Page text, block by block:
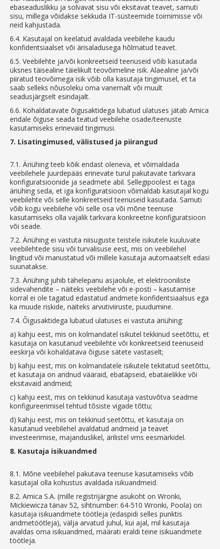
ebaseaduslikku ja solvavat sisu või eksitavat teavet, samuti
sisu, millega võidakse sekkuda IT-süsteemide toimimisse või
neid kahjustada.
6.4. Kasutajal on keelatud avaldada veebilehe kaudu
konfidentsiaalset või ärisaladusega hõlmatud teavet.
6.5. Veebilehte ja/või konkreetseid teenuseid võib kasutada
üksnes täisealine täielikult teovõimeline isik. Alaealine ja/või
piiratud teovõimega isik võib olla kasutaja tingimusel, et ta
saab selleks nõusoleku oma vanemalt või muult
seadusjärgselt esindajalt.
6.6. Kohaldatavate õigusaktidega lubatud ulatuses jätab Amica
endale õiguse seada teatud veebilehe osade/teenuste
kasutamiseks erinevaid tingimusi.
7. Lisatingimused, välistused ja piirangud
7.1. Äriühing teeb kõik endast oleneva, et võimaldada
veebilehele juurdepääs erinevate turul pakutavate tarkvara
konfiguratsioonide ja seadmete abil. Sellegipoolest ei taga
äriühing seda, et iga konfiguratsioon võimaldab kasutajal kogu
veebilehte või selle konkreetseid teenuseid kasutada. Samuti
võib kogu veebilehe või selle osa või mõne teenuse
kasutamiseks olla vajalik tarkvara konkreetne konfiguratsioon
või seade.
7.2. Äriühing ei vastuta niisuguste teistele isikutele kuuluvate
veebilehtede sisu või turvalisuse eest, mis on veebilehel
lingitud või manustatud või millele kasutaja automaatselt edasi
suunatakse.
7.3. Äriühing juhib tähelepanu asjaolule, et elektrooniliste
sidevahendite – näiteks veebilehe või e-posti – kasutamise
korral ei ole tagatud edastatud andmete konfidentsiaalsus ega
ka muude riskide, näiteks arvutiviiruste, puudumine.
7.4. Õigusaktidega lubatud ulatuses ei vastuta äriühing:
a) kahju eest, mis on kolmandatel isikutel tekkinud seetõttu, et
kasutaja on kasutanud veebilehte või konkreetseid teenuseid
eeskirja või kohaldatava õiguse sätete vastaselt;
b) kahju eest, mis on kolmandatele isikutele tekitatud seetõttu,
et kasutaja on andnud vääraid, ebatäpseid, ebatäielikke või
eksitavaid andmeid;
c) kahju eest, mis on tekkinud kasutaja vastuvõtva seadme
konfigureerimisel tehtud tõsiste vigade tõttu;
d) kahju eest, mis on tekkinud seetõttu, et kasutaja on
kasutanud veebilehel avaldatud andmeid ja teavet
investeerimise, majanduslikel, ärilistel vms eesmärkidel.
8. Kasutaja isikuandmed
8.1. Mõne veebilehel pakutava teenuse kasutamiseks võib
kasutajal olla kohustus avaldada isikuandmeid.
8.2. Amica S.A. (mille registrijärgne asukoht on Wronki,
Mickiewicza tänav 52, sihtnumber: 64-510 Wronki, Poola) on
kasutaja isikuandmete töötleja (edaspidi selles punktis
andmetöötleja), välja arvatud juhul, kui ajal, mil kasutaja
avaldas oma isikuandmed, määrati eraldi teine isikuandmete
töötleja.